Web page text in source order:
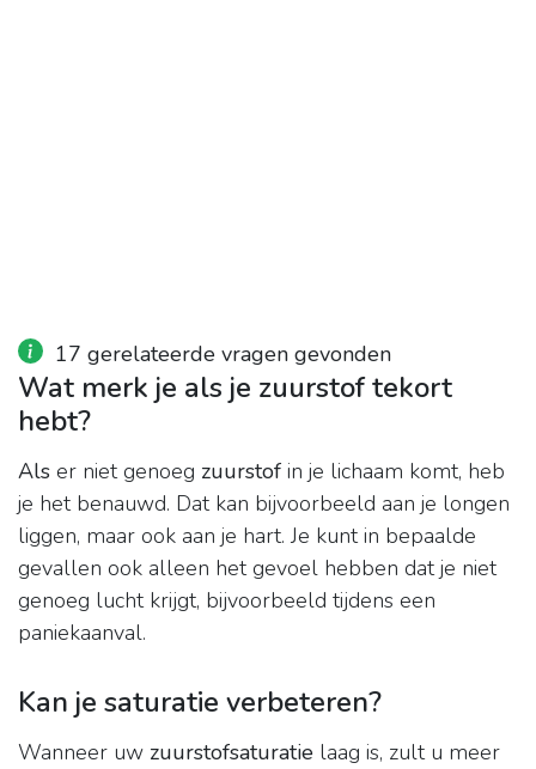
17 gerelateerde vragen gevonden
Wat merk je als je zuurstof tekort
hebt?
Als er niet genoeg zuurstof in je lichaam komt, heb
je het benauwd. Dat kan bijvoorbeeld aan je longen
liggen, maar ook aan je hart. Je kunt in bepaalde
gevallen ook alleen het gevoel hebben dat je niet
genoeg lucht krijgt, bijvoorbeeld tijdens een
paniekaanval.
Kan je saturatie verbeteren?
Wanneer uw zuurstofsaturatie laag is, zult u meer